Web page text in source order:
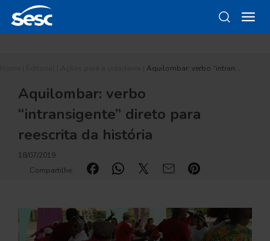
Aquilombar: verbo “intran…
Aquilombar: verbo
“intransigente” direto para
reescrita da história
18/07/2019
Compartilhe: